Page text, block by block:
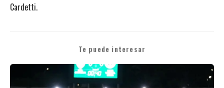
Cardetti.
Te puede interesar